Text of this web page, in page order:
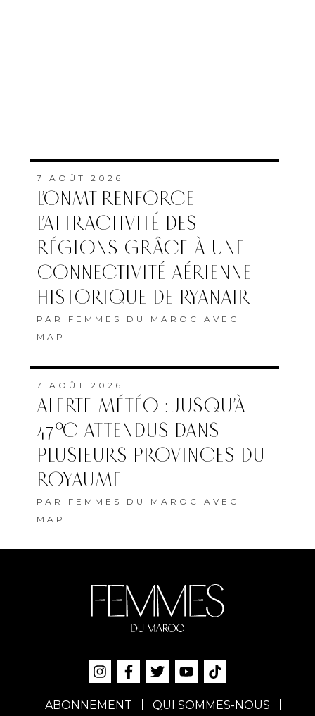
7 AOÛT 2026
L’ONMT RENFORCE
L’ATTRACTIVITÉ DES
RÉGIONS GRÂCE À UNE
CONNECTIVITÉ AÉRIENNE
HISTORIQUE DE RYANAIR
PAR FEMMES DU MAROC AVEC
MAP
7 AOÛT 2026
ALERTE MÉTÉO : JUSQU’À
47°C ATTENDUS DANS
PLUSIEURS PROVINCES DU
ROYAUME
PAR FEMMES DU MAROC AVEC
MAP
ABONNEMENT QUI SOMMES-NOUS